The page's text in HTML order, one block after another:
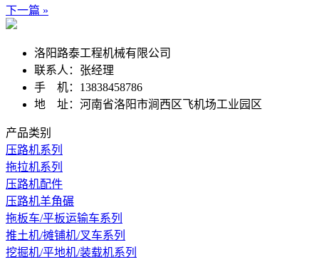
下一篇 »
洛阳路泰工程机械有限公司
联系人：张经理
手 机：13838458786
地 址：河南省洛阳市涧西区飞机场工业园区
产品类别
压路机系列
拖拉机系列
压路机配件
压路机羊角碾
拖板车/平板运输车系列
推土机/摊铺机/叉车系列
挖掘机/平地机/装载机系列